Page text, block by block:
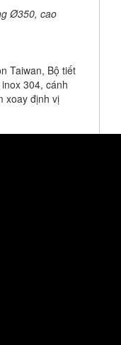
Ø350, cao
Taiwan, Bộ tiết
304, cánh
xoay định vị